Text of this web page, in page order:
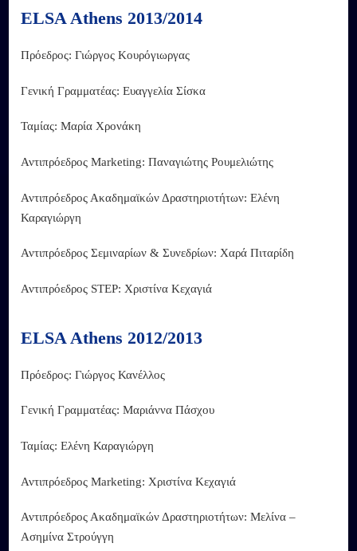
ELSA Athens 2013/2014
Πρόεδρος: Γιώργος Κουρόγιωργας
Γενική Γραμματέας: Ευαγγελία Σίσκα
Ταμίας: Μαρία Χρονάκη
Αντιπρόεδρος Marketing: Παναγιώτης Ρουμελιώτης
Αντιπρόεδρος Ακαδημαϊκών Δραστηριοτήτων: Ελένη
Καραγιώργη
Αντιπρόεδρος Σεμιναρίων & Συνεδρίων: Χαρά Πιταρίδη
Αντιπρόεδρος STEP: Χριστίνα Κεχαγιά
ELSA Athens 2012/2013
Πρόεδρος: Γιώργος Κανέλλος
Γενική Γραμματέας: Μαριάννα Πάσχου
Ταμίας: Ελένη Καραγιώργη
Αντιπρόεδρος Marketing: Χριστίνα Κεχαγιά
Αντιπρόεδρος Ακαδημαϊκών Δραστηριοτήτων: Μελίνα –
Ασημίνα Στρούγγη